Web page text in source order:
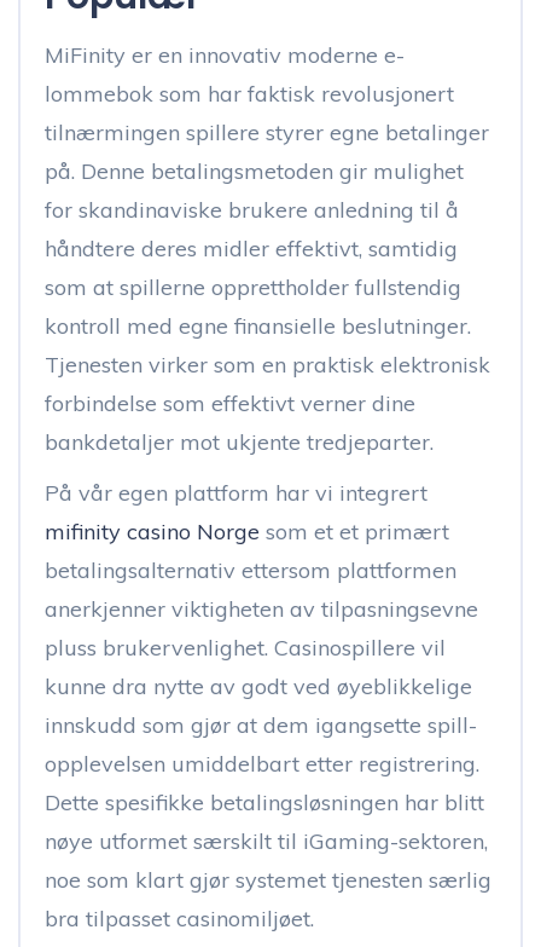
MiFinity er en innovativ moderne e-
lommebok som har faktisk revolusjonert
tilnærmingen spillere styrer egne betalinger
på. Denne betalingsmetoden gir mulighet
for skandinaviske brukere anledning til å
håndtere deres midler effektivt, samtidig
som at spillerne opprettholder fullstendig
kontroll med egne finansielle beslutninger.
Tjenesten virker som en praktisk elektronisk
forbindelse som effektivt verner dine
bankdetaljer mot ukjente tredjeparter.
På vår egen plattform har vi integrert
mifinity casino Norge som et et primært
betalingsalternativ ettersom plattformen
anerkjenner viktigheten av tilpasningsevne
pluss brukervenlighet. Casinospillere vil
kunne dra nytte av godt ved øyeblikkelige
innskudd som gjør at dem igangsette spill-
opplevelsen umiddelbart etter registrering.
Dette spesifikke betalingsløsningen har blitt
nøye utformet særskilt til iGaming-sektoren,
noe som klart gjør systemet tjenesten særlig
bra tilpasset casinomiljøet.